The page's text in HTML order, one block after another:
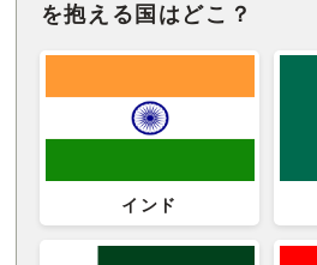
を抱える国はどこ？
インド